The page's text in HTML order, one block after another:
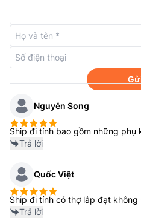
CU/CS-RU9AKH-8 này
tục điều chỉnh mức tiêu thụ
sử dụng năng lượng trong
trường trong nhà thoải mái.
Nguyễn Song
Ship đi tỉnh bao gồm những phụ
Trả lời
Quốc Việt
Ship đi tỉnh có thợ lắp đạt không
Trả lời